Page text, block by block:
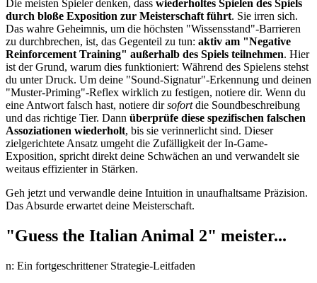
Die meisten Spieler denken, dass wiederholtes Spielen des Spiels
durch bloße Exposition zur Meisterschaft führt. Sie irren sich.
Das wahre Geheimnis, um die höchsten "Wissensstand"-Barrieren
zu durchbrechen, ist, das Gegenteil zu tun: aktiv am "Negative
Reinforcement Training" außerhalb des Spiels teilnehmen. Hier
ist der Grund, warum dies funktioniert: Während des Spielens stehst
du unter Druck. Um deine "Sound-Signatur"-Erkennung und deinen
"Muster-Priming"-Reflex wirklich zu festigen, notiere dir. Wenn du
eine Antwort falsch hast, notiere dirsofortdie Soundbeschreibung
und das richtige Tier. Dann überprüfe diese spezifischen falschen
Assoziationen wiederholt, bis sie verinnerlicht sind. Dieser
zielgerichtete Ansatz umgeht die Zufälligkeit der In-Game-
Exposition, spricht direkt deine Schwächen an und verwandelt sie
weitaus effizienter in Stärken.
Geh jetzt und verwandle deine Intuition in unaufhaltsame Präzision.
Das Absurde erwartet deine Meisterschaft.
"Guess the Italian Animal 2" meister...
n: Ein fortgeschrittener Strategie-Leitfaden